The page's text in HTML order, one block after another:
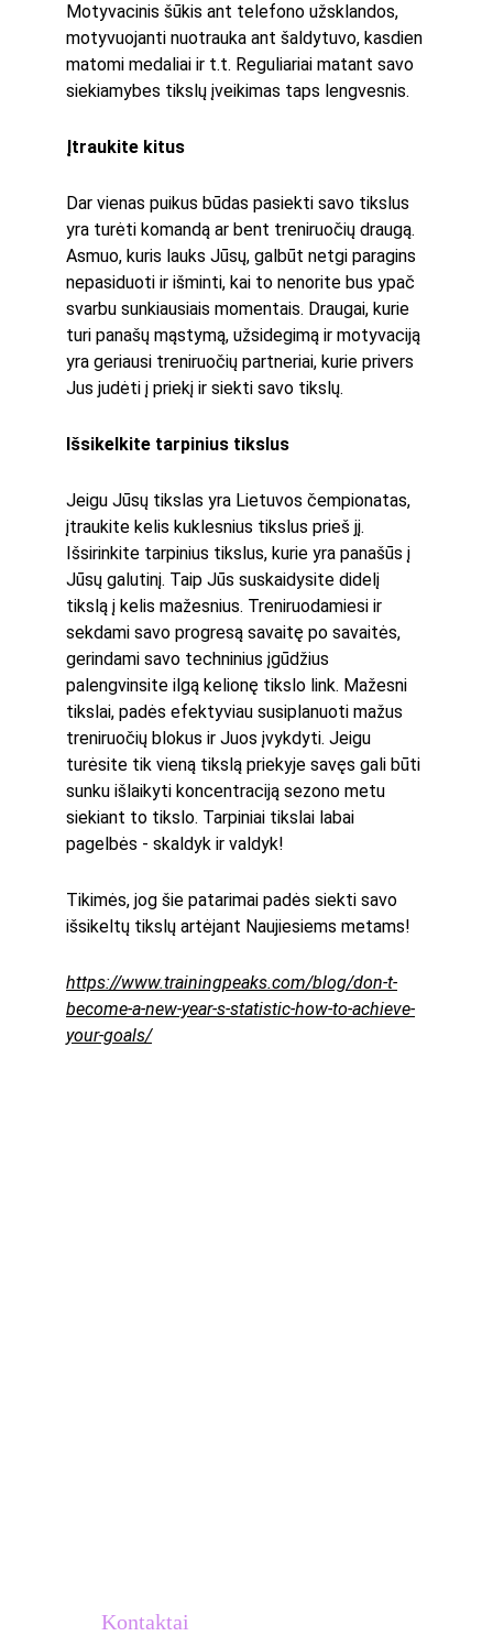
Motyvacinis šūkis ant telefono užsklandos,
motyvuojanti nuotrauka ant šaldytuvo, kasdien
matomi medaliai ir t.t. Reguliariai matant savo
siekiamybes tikslų įveikimas taps lengvesnis.
Įtraukite kitus
Dar vienas puikus būdas pasiekti savo tikslus
yra turėti komandą ar bent treniruočių draugą.
Asmuo, kuris lauks Jūsų, galbūt netgi paragins
nepasiduoti ir išminti, kai to nenorite bus ypač
svarbu sunkiausiais momentais. Draugai, kurie
turi panašų mąstymą, užsidegimą ir motyvaciją
yra geriausi treniruočių partneriai, kurie privers
Jus judėti į priekį ir siekti savo tikslų.
Išsikelkite tarpinius tikslus
Jeigu Jūsų tikslas yra Lietuvos čempionatas,
įtraukite kelis kuklesnius tikslus prieš jį.
Išsirinkite tarpinius tikslus, kurie yra panašūs į
Jūsų galutinį. Taip Jūs suskaidysite didelį
tikslą į kelis mažesnius. Treniruodamiesi ir
sekdami savo progresą savaitę po savaitės,
gerindami savo techninius įgūdžius
palengvinsite ilgą kelionę tikslo link. Mažesni
tikslai, padės efektyviau susiplanuoti mažus
treniruočių blokus ir Juos įvykdyti. Jeigu
turėsite tik vieną tikslą priekyje savęs gali būti
sunku išlaikyti koncentraciją sezono metu
siekiant to tikslo. Tarpiniai tikslai labai
pagelbės - skaldyk ir valdyk!
Tikimės, jog šie patarimai padės siekti savo
išsikeltų tikslų artėjant Naujiesiems metams!
https://www.trainingpeaks.com/blog/don-t-
become-a-new-year-s-statistic-how-to-achieve-
your-goals/
Kontaktai